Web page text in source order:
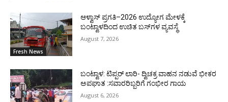
Fresh News
ಆಳ್ವಾಸ್ ಪ್ರಗತಿ–2026 ಉದ್ಯೋಗ ಮೇಳಕ್ಕೆ
ಬಂಟ್ವಾಳದಿಂದ ಉಚಿತ ಬಸ್‌ಗಳ ವ್ಯವಸ್ಥೆ
August 7, 2026
ಬಂಟ್ವಾಳ: ಟಿಪ್ಪರ್ ಲಾರಿ- ದ್ವಿಚಕ್ರ ವಾಹನ ನಡುವೆ ಭೀಕರ
ಅಪಘಾತ :ಸವಾರರಿಬ್ಬರಿಗೆ ಗಂಭೀರ ಗಾಯ
August 6, 2026